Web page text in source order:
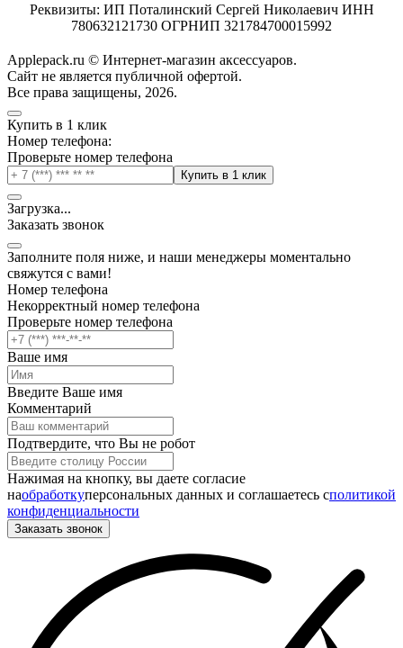
Реквизиты: ИП Поталинский Сергей Николаевич ИНН
780632121730 ОГРНИП 321784700015992
Applepack.ru © Интернет-магазин аксессуаров.
Cайт не является публичной офертой.
Все права защищены, 2026.
Купить в 1 клик
Номер телефона:
Проверьте номер телефона
Купить в 1 клик
Загрузка...
Заказать звонок
Заполните поля ниже, и наши менеджеры моментально
свяжутся с вами!
Номер телефона
Некорректный номер телефона
Проверьте номер телефона
Ваше имя
Введите Ваше имя
Комментарий
Подтвердите, что Вы не робот
Нажимая на кнопку, вы даете согласие
наобработкуперсональных данных и соглашаетесь cполитикой
конфиденциальности
Заказать звонок